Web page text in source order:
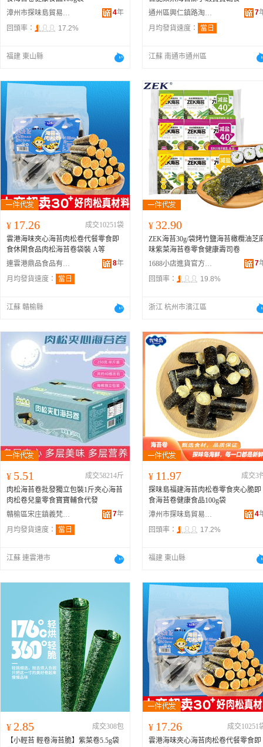
漳州市探味島貿易有限公司
4年
回頭率：
17.2%
福建 東山縣
通州區興仁鎮路淘食品批發商行
7
月均發貨速度：
當日
江蘇 南通市通州區
¥ 17.26
成交10251袋
雲港海味夾心海苔肉松卷代餐零食即
食休閑食品肉松海苔卷袋裝 A等
連雲港鼎品食品有限公司
8年
月均發貨速度：
當日
江蘇 贛榆縣
¥ 32.90
ZEK海苔30g/袋烤竹鹽海苔橄欖油芝
味紫菜海苔卷零食健康壽司卷
1688小店進貨官方供應鏈
7
回頭率：
19.8%
浙江 杭州市濱江區
¥ 5.51
成交58214斤
肉松海苔卷批發獨立包裝1斤夾心海苔
肉松卷兒童零食寶寶輔食代發
贛榆區宋庄鎮義梵食品店
7年
月均發貨速度：
當日
江蘇 連雲港市
¥ 11.97
成交3
探味島福建海苔肉松卷零食夾心脆即
食海苔卷健康食品100g袋
漳州市探味島貿易有限公司
4
回頭率：
17.2%
福建 東山縣
¥ 2.85
成交308包
【小輕苔 輕卷海苔脆】紫菜卷5.5g袋
¥ 17.26
成交10251
雲港海味夾心海苔肉松卷代餐零食即